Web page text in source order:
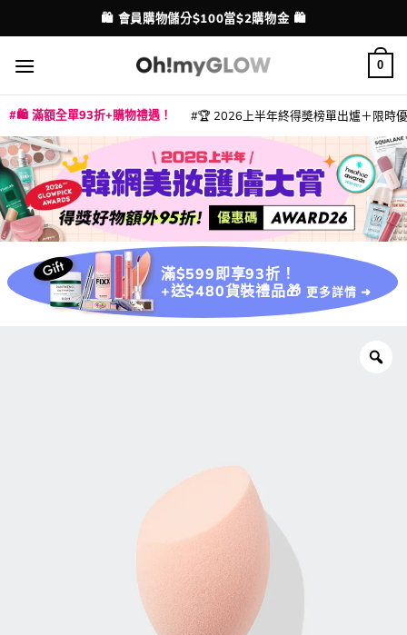
to
content
配送港澳
🛍️ 會員購物儲分$100當$2購物金 🛍️
0
🛍️ 滿額全單93折+購物禮遇！ 🏆 2026上半年終得奬榜單出爐＋限時
滿$599即享93折！
+送$480貨裝禮品🎁 更多詳情 ➜